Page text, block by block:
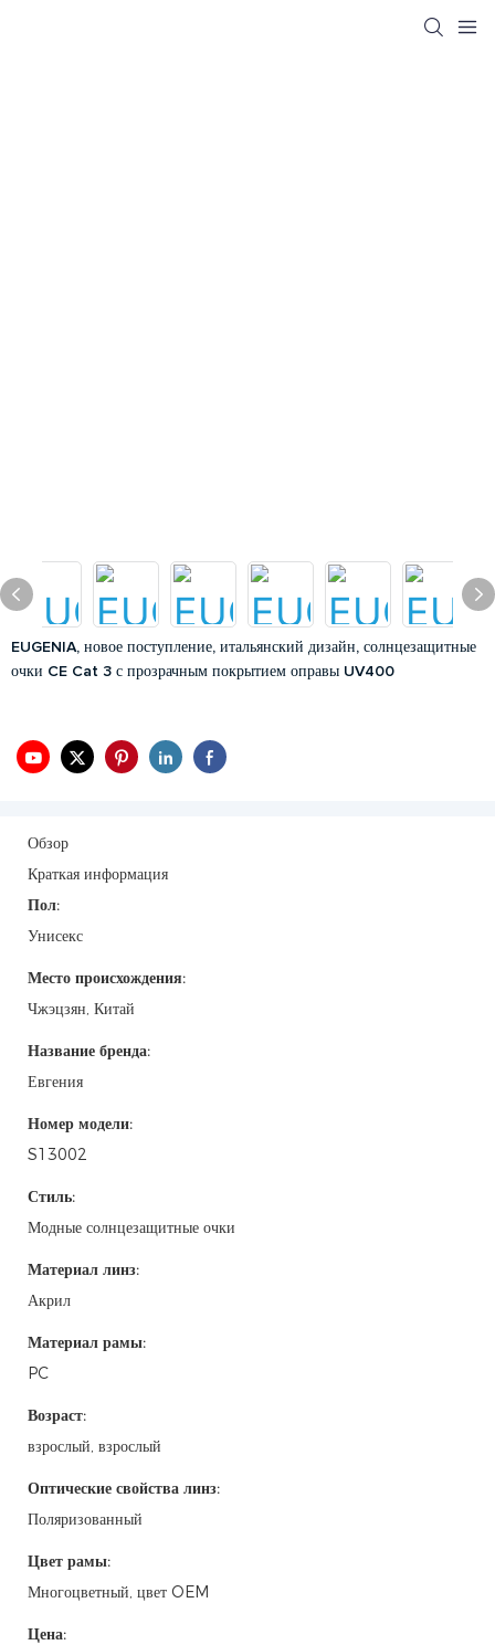
EUGENIA, новое поступление, итальянский дизайн, солнцезащитные
очки CE Cat 3 с прозрачным покрытием оправы UV400
Обзор
Краткая информация
Пол:
Унисекс
Место происхождения:
Чжэцзян, Китай
Название бренда:
Евгения
Номер модели:
S13002
Стиль:
Модные солнцезащитные очки
Материал линз:
Акрил
Материал рамы:
PC
Возраст:
взрослый, взрослый
Оптические свойства линз:
Поляризованный
Цвет рамы:
Многоцветный, цвет OEM
Цена: